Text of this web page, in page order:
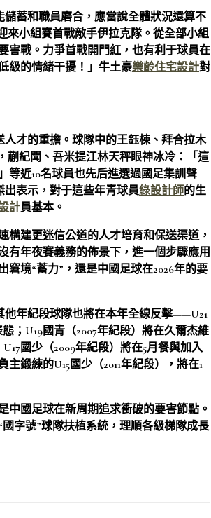
蓄和職員磨合，應當說全體狀況還算不
來小組賽首戰敵手伊拉克隊。從全部小組
害戰。力爭首戰開門紅，也有利于球員在
級的情緒干擾！」牛土豪樂齡住宅設計對
才的重擔。球隊中的王鈺棟、拜合拉木
蒯紀聞、吾米提江林天秤眼神冰冷：「這
等近10名球員也先后進選過國足集訓聲
出表示，對于這些年青球員綠設計師的生
計員基本。
建更迷信公道的人才培育和保送渠道，
有年夜賽義務的佈景下，進一個步驟應用
窘境“蓄力”，還是中國足球在2026年的要
他年紀段球隊也將在本年全線反擊——U21
；U19國青（2007年紀段）將在久爾杰維
國少（2009年紀段）將在5月餐與加入
鍛練的U15國少（2011年紀段），將在1
國足球在新周期追求衝破的要害節點。
字號”球隊扶植系統，理順各級梯隊成長